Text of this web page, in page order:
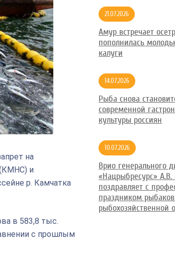
на
(КМНС) и
р. Камчатка
в 583,8 тыс.
с прошлым
21.07.2026
Амур встречает
пополнилась
калуги
14.07.2026
Рыба снова
современной
культуры россиян
10.07.2026
Врио генерального
«Нацрыбресурс»
поздравляет с
праздником
рыбохозяйственной